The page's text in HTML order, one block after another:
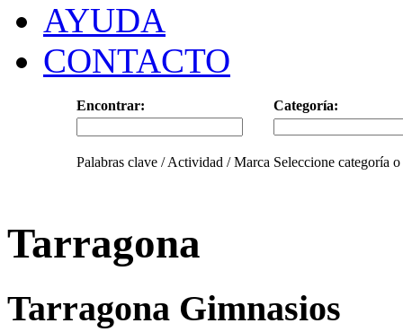
AYUDA
CONTACTO
Encontrar: Categoría:
Palabras clave / Actividad / Marca Seleccione categoría
Tarragona
Tarragona Gimnasios